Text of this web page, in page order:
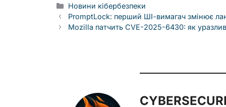
Categories
Новини кібербезпеки
PromptLock: перший ШІ-вимагач змінює
Mozilla патчить CVE-2025-6430: як